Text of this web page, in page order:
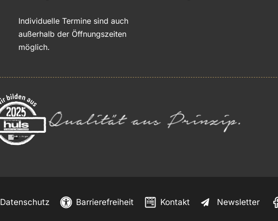
Individuelle Termine sind auch
außerhalb der Öffnungszeiten
möglich.
Datenschutz Barrierefreiheit Kontakt Newsletter